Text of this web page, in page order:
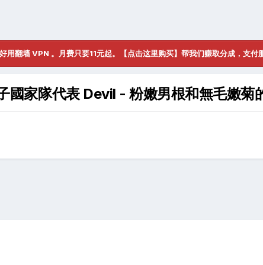
用翻墙 VPN 。月费只要11元起。【点击这里购买】帮我们赚取分成，支付
國家隊代表 Devil - 粉嫩男根和無毛嫩菊